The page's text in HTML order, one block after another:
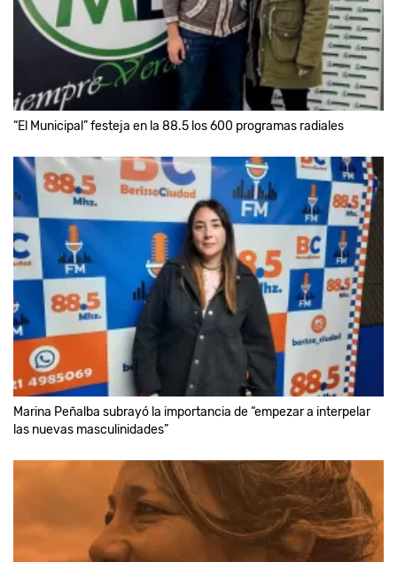
“El Municipal” festeja en la 88.5 los 600 programas radiales
Marina Peñalba subrayó la importancia de “empezar a interpelar
las nuevas masculinidades”